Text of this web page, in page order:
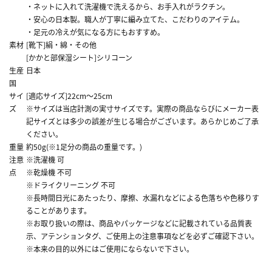
・ネットに入れて洗濯機で洗えるから、お手入れがラクチン。
・安心の日本製。職人が丁寧に編み立てた、こだわりのアイテム。
・足元の冷えが気になる方にもおすすめ。
素材 [靴下]絹・綿・その他
[かかと部保湿シート]シリコーン
生産
国
日本
サイ
ズ
[適応サイズ]22cm～25cm
※サイズは当店計測の実寸サイズです。実際の商品ならびにメーカー表
記サイズとは多少の誤差が生じる場合がございます。あらかじめご了承
ください。
重量 約50g(※1足分の商品の重量です。)
注意
点
※洗濯機 可
※乾燥機 不可
※ドライクリーニング 不可
※長時間日光にあたったり、摩擦、水漏れなどによる色落ちや色移りす
ることがあります。
※お取り扱いの際は、商品やパッケージなどに記載されている品質表
示、アテンションタグ、ご使用上の注意事項などを必ずご確認下さい。
※本来の目的以外にはご使用にならないで下さい。